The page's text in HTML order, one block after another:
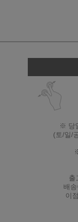
※ 당
(토/일/
출
배
이